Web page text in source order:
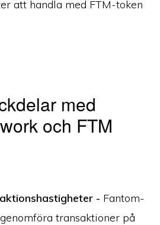
att handla med FTM-token
med
och FTM
- Fantom-
transaktioner på